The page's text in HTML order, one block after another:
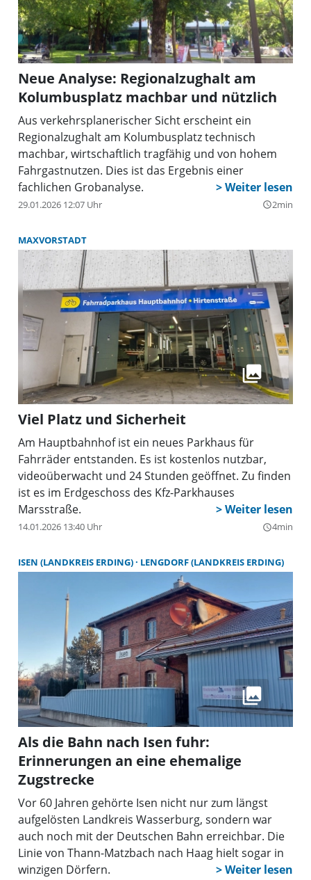
Neue Analyse: Regionalzughalt am
Kolumbusplatz machbar und nützlich
Aus verkehrsplanerischer Sicht erscheint ein
Regionalzughalt am Kolumbusplatz technisch
machbar, wirtschaftlich tragfähig und von hohem
Fahrgastnutzen. Dies ist das Ergebnis einer
fachlichen Grobanalyse.
29.01.2026 12:07 Uhr query_builder2min
MAXVORSTADT
Viel Platz und Sicherheit
Am Hauptbahnhof ist ein neues Parkhaus für
Fahrräder entstanden. Es ist kostenlos nutzbar,
videoüberwacht und 24 Stunden geöffnet. Zu finden
ist es im Erdgeschoss des Kfz-Parkhauses
Marsstraße.
14.01.2026 13:40 Uhr query_builder4min
ISEN (LANDKREIS ERDING) LENGDORF (LANDKREIS ERDING)
Als die Bahn nach Isen fuhr:
Erinnerungen an eine ehemalige
Zugstrecke
Vor 60 Jahren gehörte Isen nicht nur zum längst
aufgelösten Landkreis Wasserburg, sondern war
auch noch mit der Deutschen Bahn erreichbar. Die
Linie von Thann-Matzbach nach Haag hielt sogar in
winzigen Dörfern.